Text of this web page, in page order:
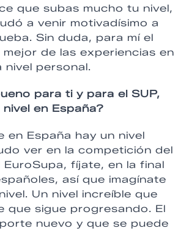
que subas mucho tu nivel,
a venir motivadísimo a
Sin duda, para mí el
mejor de las experiencias en
nivel personal.
para ti y para el SUP,
en España?
en España hay un nivel
ver en la competición del
fíjate, en la final
así que imagínate
Un nivel increíble que
que sigue progresando. El
nuevo y que se puede